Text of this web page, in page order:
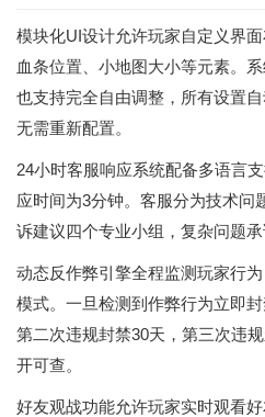
模块化UI设计允许玩家自定义界
血条位置、小地图大小等元素。
也支持完全自由调整，所有设置
无需重新配置。
24小时客服响应系统配备多语言
应时间为3分钟。客服分为技术问
诉建议四个专业小组，复杂问题承
动态反作弊引擎全程监测玩家行
模式。一旦检测到作弊行为立即
第二次违规封禁30天，第三次违
开可查。
好友观战功能允许玩家实时观看